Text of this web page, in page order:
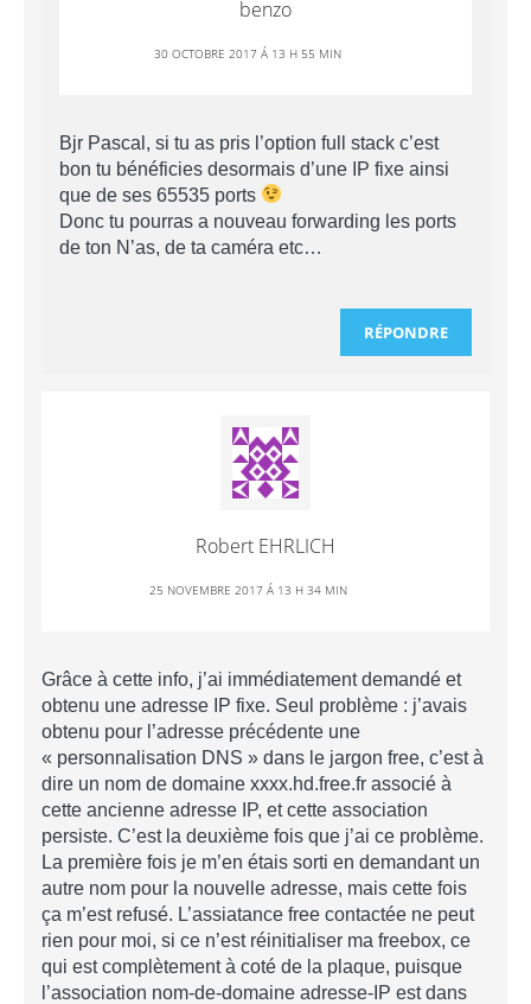
benzo
30 OCTOBRE 2017 Á 13 H 55 MIN
Bjr Pascal, si tu as pris l’option full stack c’est
bon tu bénéficies desormais d’une IP fixe ainsi
que de ses 65535 ports
Donc tu pourras a nouveau forwarding les ports
de ton N’as, de ta caméra etc…
RÉPONDRE
Robert EHRLICH
25 NOVEMBRE 2017 Á 13 H 34 MIN
Grâce à cette info, j’ai immédiatement demandé et
obtenu une adresse IP fixe. Seul problème : j’avais
obtenu pour l’adresse précédente une
« personnalisation DNS » dans le jargon free, c’est à
dire un nom de domaine xxxx.hd.free.fr associé à
cette ancienne adresse IP, et cette association
persiste. C’est la deuxième fois que j’ai ce problème.
La première fois je m’en étais sorti en demandant un
autre nom pour la nouvelle adresse, mais cette fois
ça m’est refusé. L’assiatance free contactée ne peut
rien pour moi, si ce n’est réinitialiser ma freebox, ce
qui est complètement à coté de la plaque, puisque
l’association nom-de-domaine adresse-IP est dans